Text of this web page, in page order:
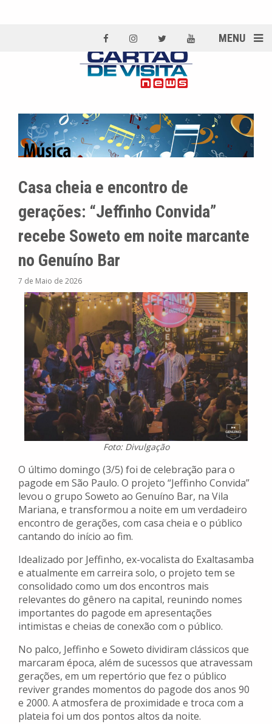
MENU
Casa cheia e encontro de
gerações: “Jeffinho Convida”
recebe Soweto em noite marcante
no Genuíno Bar
7 de Maio de 2026
Foto: Divulgação
O último domingo (3/5) foi de celebração para o
pagode em São Paulo. O projeto “Jeffinho Convida”
levou o grupo Soweto ao Genuíno Bar, na Vila
Mariana, e transformou a noite em um verdadeiro
encontro de gerações, com casa cheia e o público
cantando do início ao fim.
Idealizado por Jeffinho, ex-vocalista do Exaltasamba
e atualmente em carreira solo, o projeto tem se
consolidado como um dos encontros mais
relevantes do gênero na capital, reunindo nomes
importantes do pagode em apresentações
intimistas e cheias de conexão com o público.
No palco, Jeffinho e Soweto dividiram clássicos que
marcaram época, além de sucessos que atravessam
gerações, em um repertório que fez o público
reviver grandes momentos do pagode dos anos 90
e 2000. A atmosfera de proximidade e troca com a
plateia foi um dos pontos altos da noite.